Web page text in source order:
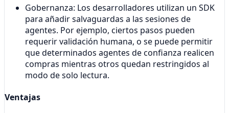
Gobernanza: Los desarrolladores utilizan un SDK
para añadir salvaguardas a las sesiones de
agentes. Por ejemplo, ciertos pasos pueden
requerir validación humana, o se puede permitir
que determinados agentes de confianza realicen
compras mientras otros quedan restringidos al
modo de solo lectura.
Ventajas